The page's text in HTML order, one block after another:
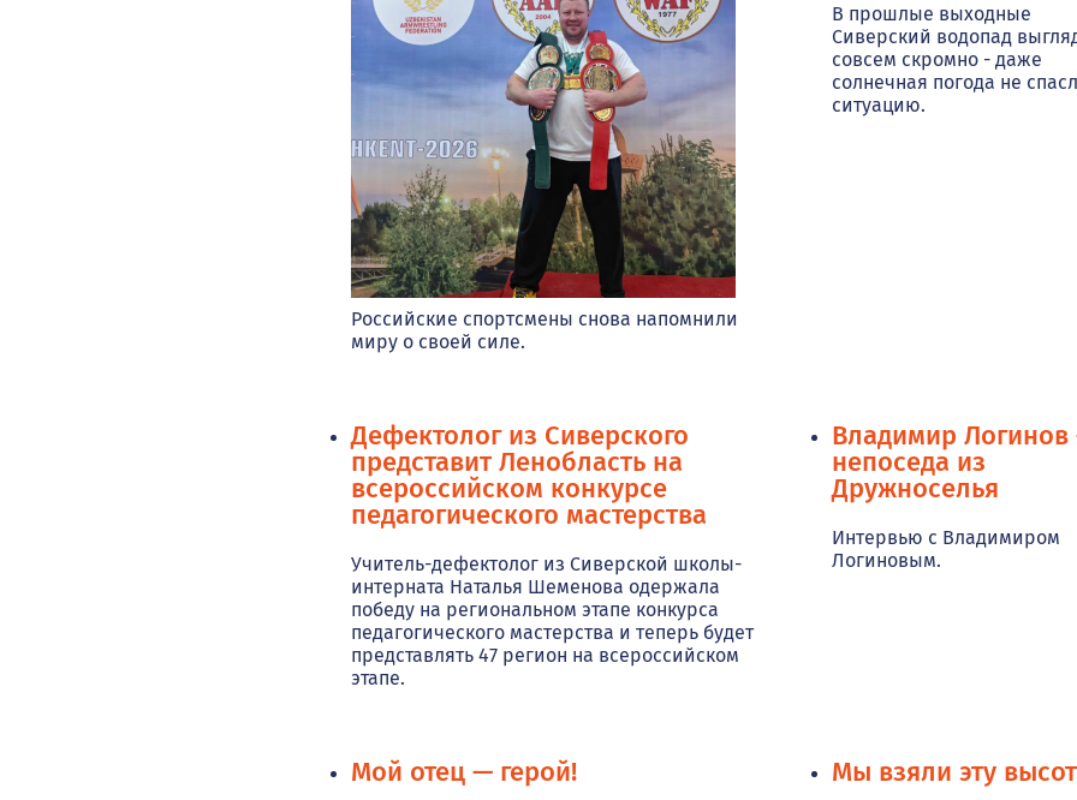
Российские спортсмены снова напомнили
миру о своей силе.
В прошлые выходные
Сиверский водопад
совсем скромно - даже
солнечная погода не
ситуацию.
Дефектолог из Сиверского
представит Ленобласть на
всероссийском конкурсе
педагогического мастерства
Учитель-дефектолог из Сиверской школы-
интерната Наталья Шеменова одержала
победу на региональном этапе конкурса
педагогического мастерства и теперь будет
представлять 47 регион на всероссийском
этапе.
Владимир Логинов
непоседа из
Дружноселья
Интервью с Владимиром
Логиновым.
Мой отец — герой! Мы взяли эту